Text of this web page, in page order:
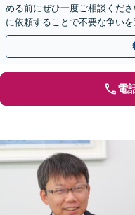
める前にぜひ一度ご相談くだ
に依頼することで不要な争いを
電